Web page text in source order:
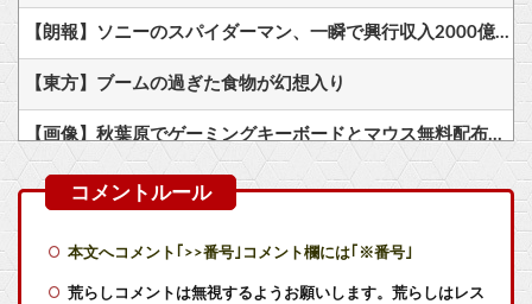
【朗報】ソニーのスパイダーマン、一瞬で興行収入2000億円突破…アニメ漫画が世界一人気とはなんだったのか
【東方】ブームの過ぎた食物が幻想入り
【画像】秋葉原でゲーミングキーボードとマウス無料配布するよ→結果
【蓮ノ空】三宅美羽さん「桃とアールグレイの和えたやつ食べたい」【ラブライブ！】
本文へコメント｢>>番号｣コメント欄には｢※番号｣
荒らしコメントは無視するようお願いします。荒らしはレス